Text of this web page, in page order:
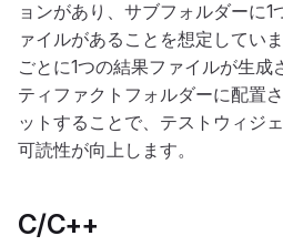
ョンがあり、サブフォルダーに
ァイルがあることを想定してい
ごとに1つの結果ファイルが生成
ティファクトフォルダーに配置
ットすることで、テストウィジ
可読性が向上します。
C/C++